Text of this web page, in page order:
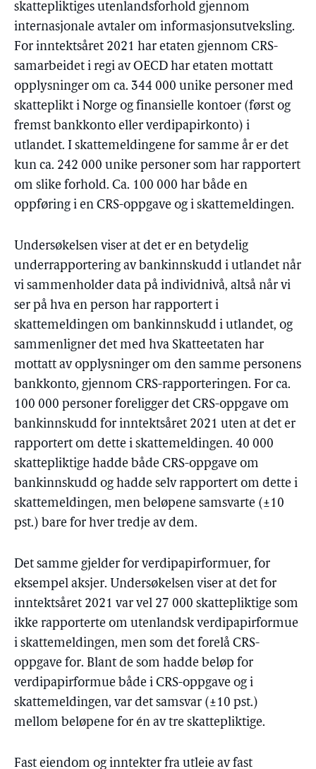
skattepliktiges utenlandsforhold gjennom
internasjonale avtaler om informasjonsutveksling.
For inntektsåret 2021 har etaten gjennom CRS-
samarbeidet i regi av OECD har etaten mottatt
opplysninger om ca. 344 000 unike personer med
skatteplikt i Norge og finansielle kontoer (først og
fremst bankkonto eller verdipapirkonto) i
utlandet. I skattemeldingene for samme år er det
kun ca. 242 000 unike personer som har rapportert
om slike forhold. Ca. 100 000 har både en
oppføring i en CRS-oppgave og i skattemeldingen.
Undersøkelsen viser at det er en betydelig
underrapportering av bankinnskudd i utlandet når
vi sammenholder data på individnivå, altså når vi
ser på hva en person har rapportert i
skattemeldingen om bankinnskudd i utlandet, og
sammenligner det med hva Skatteetaten har
mottatt av opplysninger om den samme personens
bankkonto, gjennom CRS-rapporteringen. For ca.
100 000 personer foreligger det CRS-oppgave om
bankinnskudd for inntektsåret 2021 uten at det er
rapportert om dette i skattemeldingen. 40 000
skattepliktige hadde både CRS-oppgave om
bankinnskudd og hadde selv rapportert om dette i
skattemeldingen, men beløpene samsvarte (±10
pst.) bare for hver tredje av dem.
Det samme gjelder for verdipapirformuer, for
eksempel aksjer. Undersøkelsen viser at det for
inntektsåret 2021 var vel 27 000 skattepliktige som
ikke rapporterte om utenlandsk verdipapirformue
i skattemeldingen, men som det forelå CRS-
oppgave for. Blant de som hadde beløp for
verdipapirformue både i CRS-oppgave og i
skattemeldingen, var det samsvar (±10 pst.)
mellom beløpene for én av tre skattepliktige.
Fast eiendom og inntekter fra utleie av fast